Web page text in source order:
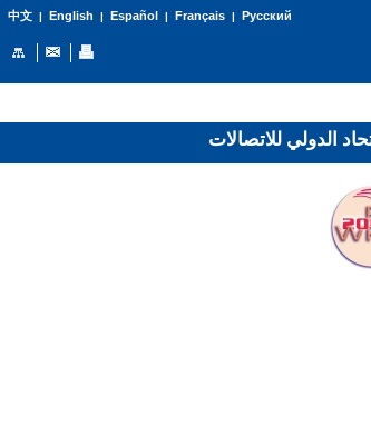
中文| English | Español | Français| Русский
الدولي للاتصالات